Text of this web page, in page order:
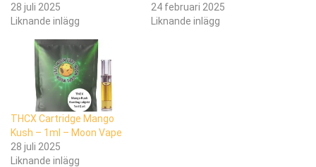
28 juli 2025
Liknande inlägg
24 februari 2025
Liknande inlägg
THCX Cartridge Mango
Kush – 1ml – Moon Vape
28 juli 2025
Liknande inlägg